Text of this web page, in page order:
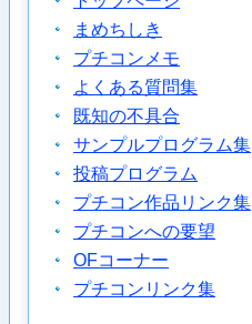
まめちしき
プチコンメモ
よくある質問集
既知の不具合
サンプルプログラム集
投稿プログラム
プチコン作品リンク集
プチコンへの要望
OFコーナー
プチコンリンク集